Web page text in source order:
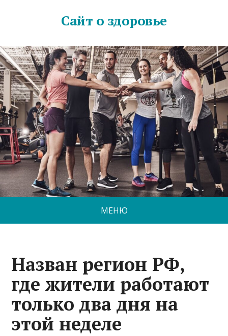
Сайт о здоровье
МЕНЮ
Назван регион РФ,
где жители работают
только два дня на
этой неделе